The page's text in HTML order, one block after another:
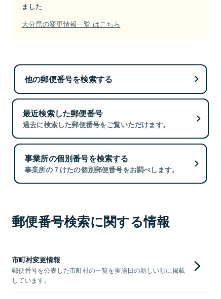
ました
大分県の変更情報一覧 はこちら
他の郵便番号を検索する
最近検索した郵便番号
過去に検索した郵便番号をご覧いただけます。
事業所の個別番号を検索する
事業所の７けたの個別郵便番号をお調べします。
郵便番号検索に関する情報
市町村変更情報
郵便番号を公表した市町村の一覧を実施日の新しい順に掲載
しています。